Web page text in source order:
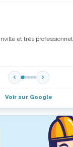
et très professionnel
Voir sur Google